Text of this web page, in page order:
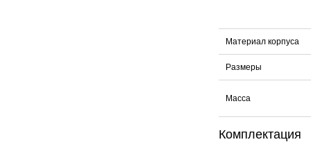
Материал корпуса
Размеры
Масса
Комплектация